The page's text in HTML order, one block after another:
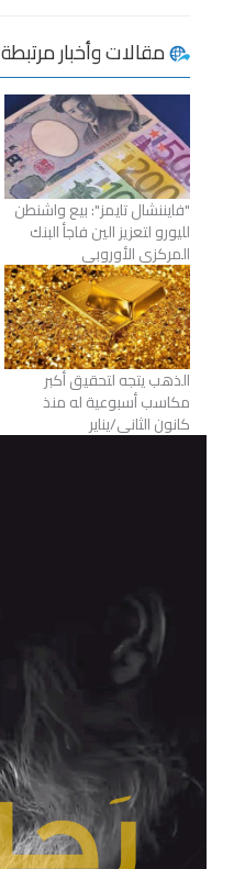
مقالات وأخبار مرتبطة
"فايننشال تايمز": بيع واشنطن
لليورو لتعزيز الين فاجأ البنك
المركزي الأوروبي
الذهب يتجه لتحقيق أكبر
مكاسب أسبوعية له منذ
كانون الثاني/يناير